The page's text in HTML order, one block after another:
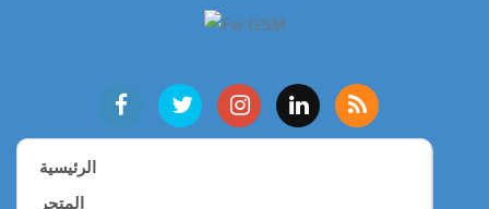
الرئيسية
المتجر